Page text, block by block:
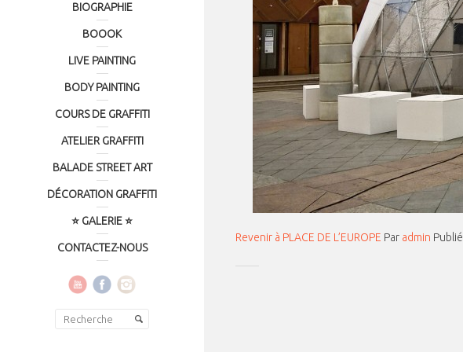
BIOGRAPHIE
BOOOK
LIVE PAINTING
BODY PAINTING
COURS DE GRAFFITI
ATELIER GRAFFITI
BALADE STREET ART
DÉCORATION GRAFFITI
⭐ GALERIE ⭐
CONTACTEZ-NOUS
Revenir à PLACE DE L’EUROPE Par admin Publié